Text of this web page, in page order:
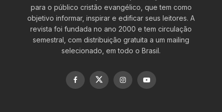
para o público cristão evangélico, que tem como
objetivo informar, inspirar e edificar seus leitores. A
revista foi fundada no ano 2000 e tem circulação
semestral, com distribuição gratuita a um mailing
selecionado, em todo o Brasil.